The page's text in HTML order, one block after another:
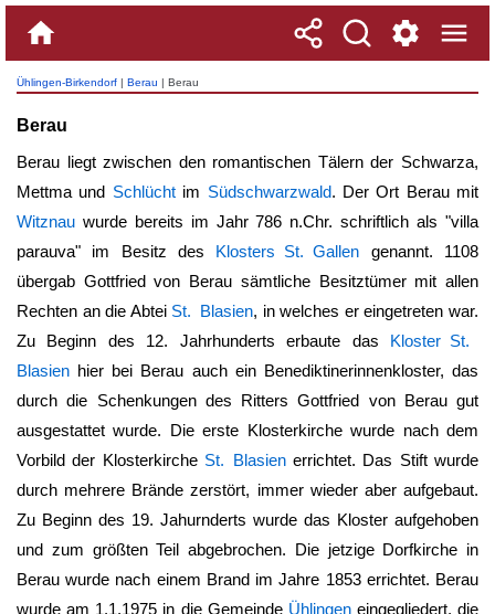
Ühlingen-Birkendorf | Berau | Berau
Berau
Berau liegt zwischen den romantischen Tälern der Schwarza,
Mettma und Schlüchtim Südschwarzwald. Der Ort Beraumit
Witznau wurde bereits im Jahr 786 n.Chr. schriftlich als "villa
parauva" im Besitz des Klosters St. Gallen genannt. 1108
übergab Gottfried von Berau sämtliche Besitztümer mit allen
Rechten an die Abtei St. Blasien, in welches er eingetreten war.
Zu Beginn des 12. Jahrhunderts erbaute das Kloster St.
Blasien hier bei Berau auch ein Benediktinerinnenkloster, das
durch die Schenkungen des Ritters Gottfried von Beraugut
ausgestattet wurde. Die erste Klosterkirche wurde nach dem
Vorbild der Klosterkirche St. Blasienerrichtet. Das Stift wurde
durch mehrere Brände zerstört, immer wieder aber aufgebaut.
Zu Beginn des 19. Jahurnderts wurde das Kloster aufgehoben
und zum größten Teil abgebrochen. Die jetzige Dorfkirche in
Berau wurde nach einem Brand im Jahre 1853 errichtet. Berau
wurde am 1.1.1975 in die Gemeinde Ühlingeneingegliedert, die